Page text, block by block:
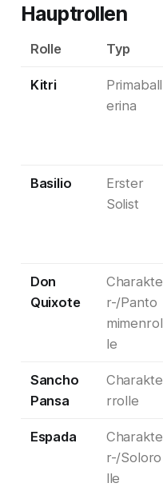
Hauptrollen
Rolle Typ
Kitri
Primaball
erina
Basilio
Erster
Solist
Don
Quixote
Charakte
r-/Panto
mimenrol
le
Sancho
Pansa
Charakte
rrolle
Espada
Charakte
r-/Soloro
lle